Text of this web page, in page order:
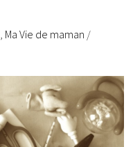
Ma Vie de maman /